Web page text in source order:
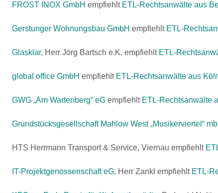
FROST INOX GmbH empfiehlt ETL-Rechtsanwälte aus
Gerstunger Wohnungsbau GmbH empfiehlt ETL-
Glasklar, Herr Jörg Bartsch e.K. empfiehlt ETL-
global office GmbH empfiehlt ETL-Rechtsanwälte aus
GWG „Am Wartenberg“ eG empfiehlt ETL-Rechtsanwälte
Grundstücksgesellschaft Mahlow West „Musikerviertel“
HTS Herrmann Transport & Service, Viernau empfiehlt
IT-Projektgenossenschaft eG, Herr Zankl empfiehlt ETL-